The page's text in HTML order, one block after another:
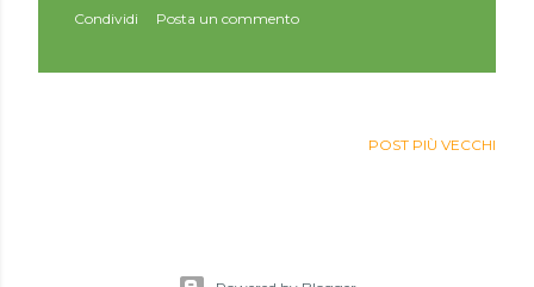
Condividi Posta un commento
POST PIÙ VECCHI